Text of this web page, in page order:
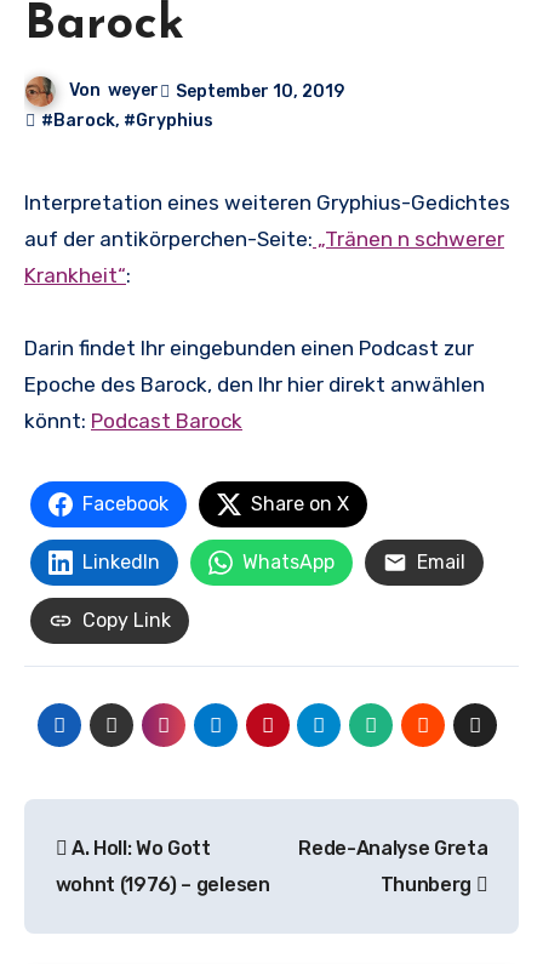
Barock
Von weyer
September 10, 2019
#Barock, #Gryphius
Interpretation eines weiteren Gryphius-Gedichtes
auf der antikörperchen-Seite: „Tränen n schwerer
Krankheit“:
Darin findet Ihr eingebunden einen Podcast zur
Epoche des Barock, den Ihr hier direkt anwählen
könnt: Podcast Barock
Facebook Share on X
LinkedIn WhatsApp Email
Copy Link
Navigation
A. Holl: Wo Gott
wohnt (1976) – gelesen
Rede-Analyse Greta
Thunberg